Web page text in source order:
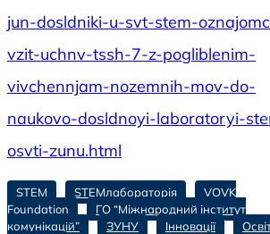
jun-dosldniki-u-svt-stem-
vzit-uchnv-tssh-7-z-pogliblenim-
vivchennjam-nozemnih-mov-do-
naukovo-dosldnoyi-laboratoryi-
osvti-zunu.html
STEM STEMлабораторія
VOVK
Foundation
ГО “Міжнародний інститут
комунікацій”
ЗУНУ Інновації